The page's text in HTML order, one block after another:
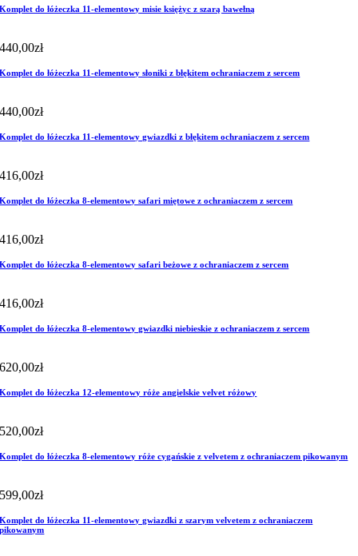
Komplet do łóżeczka 11-elementowy misie księżyc z szarą bawełną
440,00zł
Komplet do łóżeczka 11-elementowy słoniki z błękitem ochraniaczem z sercem
440,00zł
Komplet do łóżeczka 11-elementowy gwiazdki z błękitem ochraniaczem z sercem
416,00zł
Komplet do łóżeczka 8-elementowy safari miętowe z ochraniaczem z sercem
416,00zł
Komplet do łóżeczka 8-elementowy safari beżowe z ochraniaczem z sercem
416,00zł
Komplet do łóżeczka 8-elementowy gwiazdki niebieskie z ochraniaczem z sercem
620,00zł
Komplet do łóżeczka 12-elementowy róże angielskie velvet różowy
520,00zł
Komplet do łóżeczka 8-elementowy róże cygańskie z velvetem z ochraniaczem pikowanym
599,00zł
Komplet do łóżeczka 11-elementowy gwiazdki z szarym velvetem z ochraniaczem
pikowanym